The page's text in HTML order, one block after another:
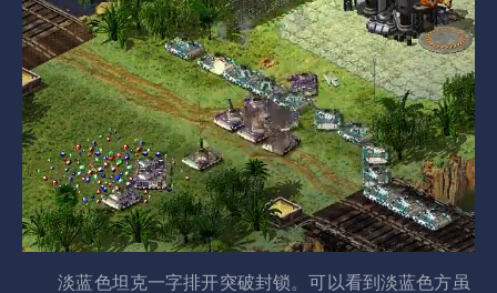
淡蓝色坦克一字排开突破封锁。可以看到淡蓝色方虽